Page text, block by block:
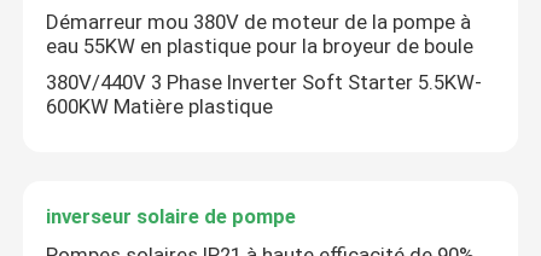
Démarreur mou 380V de moteur de la pompe à
eau 55KW en plastique pour la broyeur de boule
380V/440V 3 Phase Inverter Soft Starter 5.5KW-
600KW Matière plastique
inverseur solaire de pompe